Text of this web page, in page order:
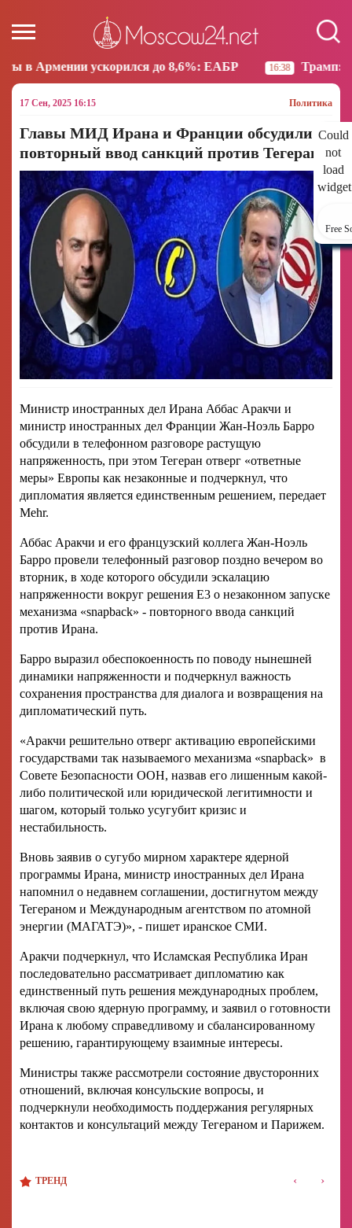
до 8,6%: ЕАБР 16:38 Трамп: США больше не
17 Сен, 2025 16:15 Политика
Could
not
load
Free
Главы МИД Ирана и Франции обсудили
повторный ввод санкций против Тегерана
Министр иностранных дел Ирана Аббас Аракчи и
министр иностранных дел Франции Жан-Ноэль Барро
обсудили в телефонном разговоре растущую
напряженность, при этом Тегеран отверг «ответные
меры» Европы как незаконные и подчеркнул, что
дипломатия является единственным решением, передает
Mehr.
Аббас Аракчи и его французский коллега Жан-Ноэль
Барро провели телефонный разговор поздно вечером во
вторник, в ходе которого обсудили эскалацию
напряженности вокруг решения E3 о незаконном запуске
механизма «snapback» - повторного ввода санкций
против Ирана.
Барро выразил обеспокоенность по поводу нынешней
динамики напряженности и подчеркнул важность
сохранения пространства для диалога и возвращения на
дипломатический путь.
«Аракчи решительно отверг активацию европейскими
государствами так называемого механизма «snapback» в
Совете Безопасности ООН, назвав его лишенным какой-
либо политической или юридической легитимности и
шагом, который только усугубит кризис и
нестабильность.
Вновь заявив о сугубо мирном характере ядерной
программы Ирана, министр иностранных дел Ирана
напомнил о недавнем соглашении, достигнутом между
Тегераном и Международным агентством по атомной
энергии (МАГАТЭ)», - пишет иранское СМИ.
Аракчи подчеркнул, что Исламская Республика Иран
последовательно рассматривает дипломатию как
единственный путь решения международных проблем,
включая свою ядерную программу, и заявил о готовности
Ирана к любому справедливому и сбалансированному
решению, гарантирующему взаимные интересы.
Министры также рассмотрели состояние двусторонних
отношений, включая консульские вопросы, и
подчеркнули необходимость поддержания регулярных
контактов и консультаций между Тегераном и Парижем.
ТРЕНД ‹ ›